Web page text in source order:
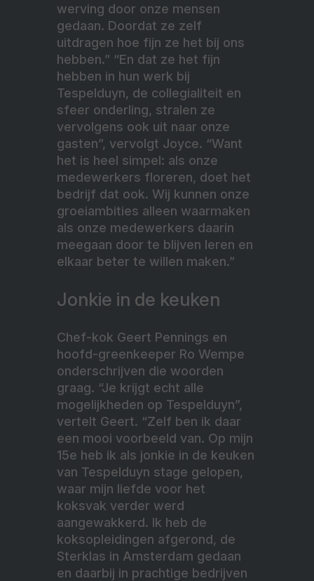
werving door onze mensen
gedaan. Doordat ze zelf
uitdragen hoe fijn ze het bij ons
hebben.” “En dat ze het fijn
hebben in hun werk bij
Tespelduyn, de collegialiteit en
sfeer onderling, stralen ze
vervolgens ook uit naar onze
gasten”, vervolgt Joyce. “Want
het is heel simpel: als onze
medewerkers floreren, doet het
bedrijf dat ook. Wij kunnen onze
groeiambities alleen waarmaken
als onze medewerkers daarin
meegaan door te blijven leren en
elkaar beter te willen maken.”
Jonkie in de keuken
Chef-kok Geert Pennings en
hoofd-greenkeeper Ro Wempe
onderschrijven die woorden
graag. “Je krijgt echt alle
mogelijkheden op Tespelduyn”,
vertelt Geert. “Zelf ben ik daar
een mooi voorbeeld van. Op mijn
15e heb ik als jonkie in de keuken
van Tespelduyn stage gelopen,
waar mijn liefde voor het
koksvak verder werd
aangewakkerd. Ik heb de
koksopleidingen afgerond, de
Sterklas in Amsterdam gedaan
en daarbij in prachtige bedrijven